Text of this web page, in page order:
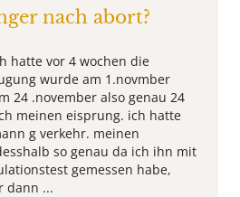
nach abort?
hatte vor 4 wochen die
wurde am 1.novmber
24 .november also genau 24
meinen eisprung. ich hatte
g verkehr. meinen
so genau da ich ihn mit
gemessen habe,
dann ...